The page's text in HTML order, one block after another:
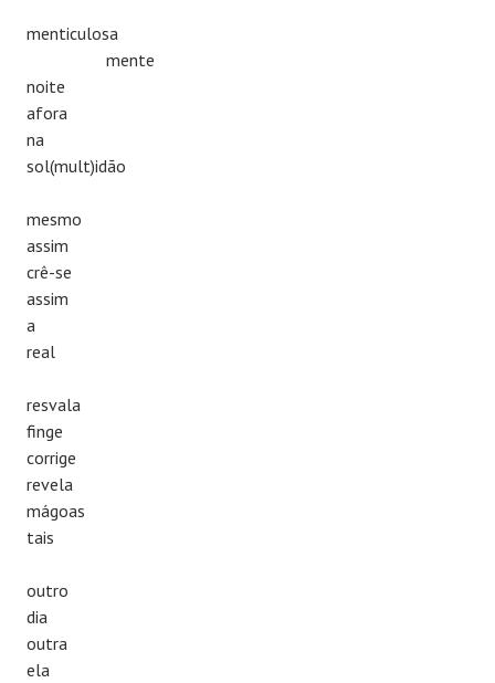
menticulosa
mente
noite
afora
na
sol(mult)idão
mesmo
assim
crê-se
assim
a
real
resvala
finge
corrige
revela
mágoas
tais
outro
dia
outra
ela